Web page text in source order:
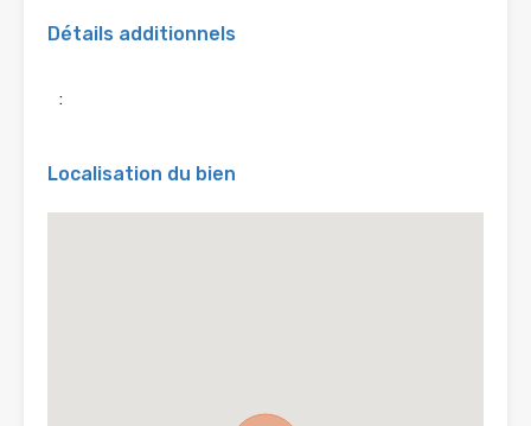
Détails additionnels
:
Localisation du bien